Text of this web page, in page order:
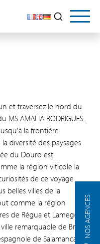
NOS AGENCES
et traversez le nord du
AMALIA RODRIGUES .
la frontière
diversité des paysages
du Douro est
la région viticole la
de ce voyage
belles villes de la
comme la région
de Régua et Lamego,
remarquable de Braga
de Salamanca.